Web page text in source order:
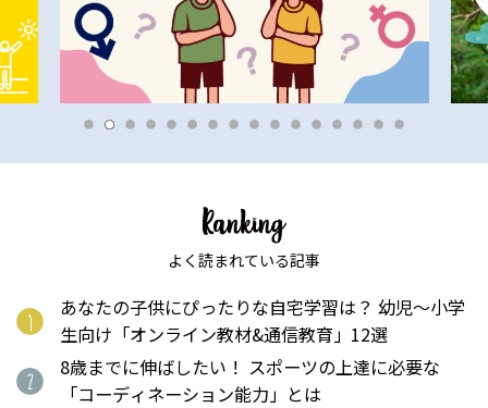
よく読まれている記事
あなたの子供にぴったりな自宅学習は？ 幼児〜小学
生向け「オンライン教材&通信教育」12選
8歳までに伸ばしたい！ スポーツの上達に必要な
「コーディネーション能力」とは